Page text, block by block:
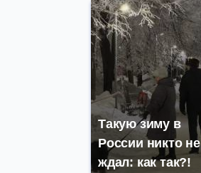
Такую зиму в
России никто не
ждал: как так?!